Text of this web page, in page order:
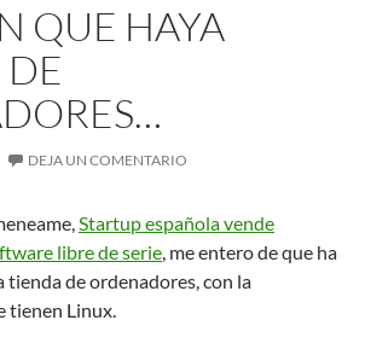
QUE HAYA
DEJA UN COMENTARIO
Startup española vende
libre de serie, me entero de que ha
de ordenadores, con la
tienen Linux.